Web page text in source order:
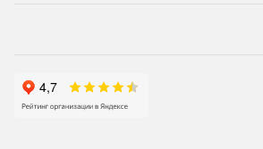
модели, а также секционных/
деталей.